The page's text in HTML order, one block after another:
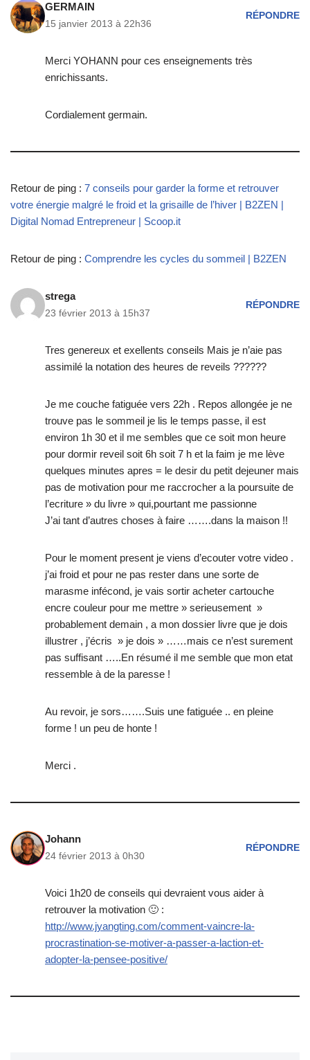
GERMAIN
15 janvier 2013 à 22h36
RÉPONDRE
Merci YOHANN pour ces enseignements très
enrichissants.
Cordialement germain.
Retour de ping : 7 conseils pour garder la forme et retrouver
votre énergie malgré le froid et la grisaille de l’hiver | B2ZEN |
Digital Nomad Entrepreneur | Scoop.it
Retour de ping : Comprendre les cycles du sommeil | B2ZEN
strega
23 février 2013 à 15h37
RÉPONDRE
Tres genereux et exellents conseils Mais je n’aie pas
assimilé la notation des heures de reveils ??????
Je me couche fatiguée vers 22h . Repos allongée je ne
trouve pas le sommeil je lis le temps passe, il est
environ 1h 30 et il me sembles que ce soit mon heure
pour dormir reveil soit 6h soit 7 h et la faim je me lève
quelques minutes apres = le desir du petit dejeuner mais
pas de motivation pour me raccrocher a la poursuite de
l’ecriture » du livre » qui,pourtant me passionne
J’ai tant d’autres choses à faire …….dans la maison !!
Pour le moment present je viens d’ecouter votre video .
j’ai froid et pour ne pas rester dans une sorte de
marasme infécond, je vais sortir acheter cartouche
encre couleur pour me mettre » serieusement »
probablement demain , a mon dossier livre que je dois
illustrer , j’écris » je dois » ……mais ce n’est surement
pas suffisant …..En résumé il me semble que mon etat
ressemble à de la paresse !
Au revoir, je sors…….Suis une fatiguée .. en pleine
forme ! un peu de honte !
Merci .
Johann
24 février 2013 à 0h30
RÉPONDRE
Voici 1h20 de conseils qui devraient vous aider à
retrouver la motivation 🙂 :
http://www.jyangting.com/comment-vaincre-la-
procrastination-se-motiver-a-passer-a-laction-et-
adopter-la-pensee-positive/